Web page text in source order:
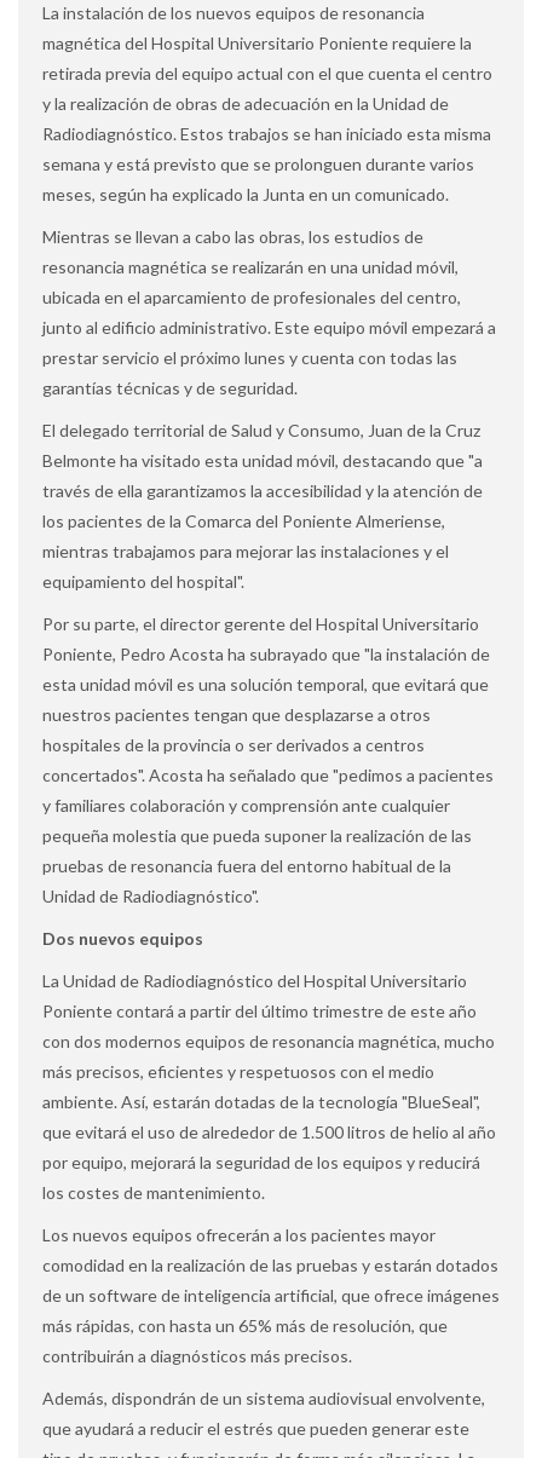
La instalación de los nuevos equipos de resonancia
magnética del Hospital Universitario Poniente requiere la
retirada previa del equipo actual con el que cuenta el centro
y la realización de obras de adecuación en la Unidad de
Radiodiagnóstico. Estos trabajos se han iniciado esta misma
semana y está previsto que se prolonguen durante varios
meses, según ha explicado la Junta en un comunicado.
Mientras se llevan a cabo las obras, los estudios de
resonancia magnética se realizarán en una unidad móvil,
ubicada en el aparcamiento de profesionales del centro,
junto al edificio administrativo. Este equipo móvil empezará a
prestar servicio el próximo lunes y cuenta con todas las
garantías técnicas y de seguridad.
El delegado territorial de Salud y Consumo, Juan de la Cruz
Belmonte ha visitado esta unidad móvil, destacando que "a
través de ella garantizamos la accesibilidad y la atención de
los pacientes de la Comarca del Poniente Almeriense,
mientras trabajamos para mejorar las instalaciones y el
equipamiento del hospital".
Por su parte, el director gerente del Hospital Universitario
Poniente, Pedro Acosta ha subrayado que "la instalación de
esta unidad móvil es una solución temporal, que evitará que
nuestros pacientes tengan que desplazarse a otros
hospitales de la provincia o ser derivados a centros
concertados". Acosta ha señalado que "pedimos a pacientes
y familiares colaboración y comprensión ante cualquier
pequeña molestia que pueda suponer la realización de las
pruebas de resonancia fuera del entorno habitual de la
Unidad de Radiodiagnóstico".
Dos nuevos equipos
La Unidad de Radiodiagnóstico del Hospital Universitario
Poniente contará a partir del último trimestre de este año
con dos modernos equipos de resonancia magnética, mucho
más precisos, eficientes y respetuosos con el medio
ambiente. Así, estarán dotadas de la tecnología "BlueSeal",
que evitará el uso de alrededor de 1.500 litros de helio al año
por equipo, mejorará la seguridad de los equipos y reducirá
los costes de mantenimiento.
Los nuevos equipos ofrecerán a los pacientes mayor
comodidad en la realización de las pruebas y estarán dotados
de un software de inteligencia artificial, que ofrece imágenes
más rápidas, con hasta un 65% más de resolución, que
contribuirán a diagnósticos más precisos.
Además, dispondrán de un sistema audiovisual envolvente,
que ayudará a reducir el estrés que pueden generar este